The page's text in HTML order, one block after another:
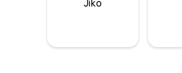
Jiko